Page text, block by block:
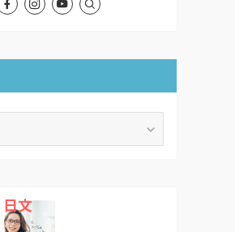
日文